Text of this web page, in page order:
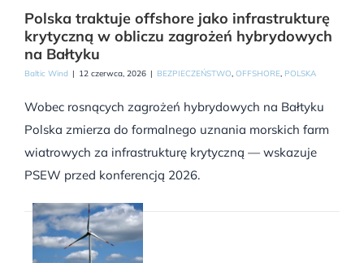
Polska traktuje offshore jako infrastrukturę
krytyczną w obliczu zagrożeń hybrydowych
na Bałtyku
Baltic Wind | 12 czerwca, 2026 | BEZPIECZEŃSTWO, OFFSHORE, POLSKA
Wobec rosnących zagrożeń hybrydowych na Bałtyku
Polska zmierza do formalnego uznania morskich farm
wiatrowych za infrastrukturę krytyczną — wskazuje
PSEW przed konferencją 2026.